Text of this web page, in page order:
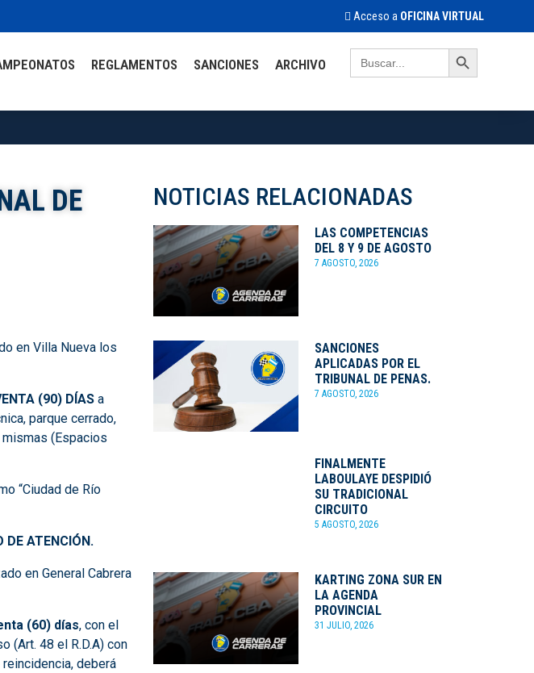
Acceso a OFICINA VIRTUAL
REGLAMENTOS SANCIONES ARCHIVO
Search
for:
Search Button
DE
en Villa Nueva los
(90) DÍAS a
parque cerrado,
(Espacios
“Ciudad de Río
DE ATENCIÓN.
en General Cabrera
(60) días, con el
(Art. 48 el R.D.A) con
deberá
NOTICIAS RELACIONADAS
LAS COMPETENCIAS
DEL 8 Y 9 DE AGOSTO
7 AGOSTO, 2026
SANCIONES
APLICADAS POR EL
TRIBUNAL DE PENAS.
7 AGOSTO, 2026
FINALMENTE
LABOULAYE DESPIDIÓ
SU TRADICIONAL
CIRCUITO
5 AGOSTO, 2026
KARTING ZONA SUR EN
LA AGENDA
PROVINCIAL
31 JULIO, 2026